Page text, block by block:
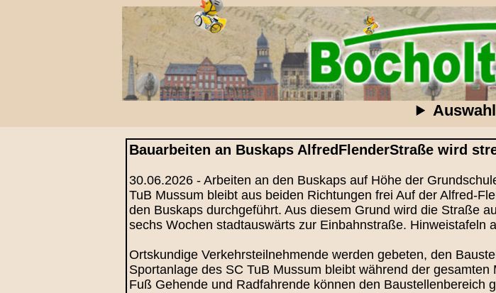
Bauarbeiten an Buskaps AlfredFlenderStraße wird
30.06.2026 - Arbeiten an den Buskaps auf Höhe der
TuB Mussum bleibt aus beiden Richtungen frei Auf der Alfred-
den Buskaps durchgeführt. Aus diesem Grund wird die Straße
sechs Wochen stadtauswärts zur Einbahnstraße. Hinweistafeln
Ortskundige Verkehrsteilnehmende werden gebeten, den
Sportanlage des SC TuB Mussum bleibt während der
Fuß Gehende und Radfahrende können den